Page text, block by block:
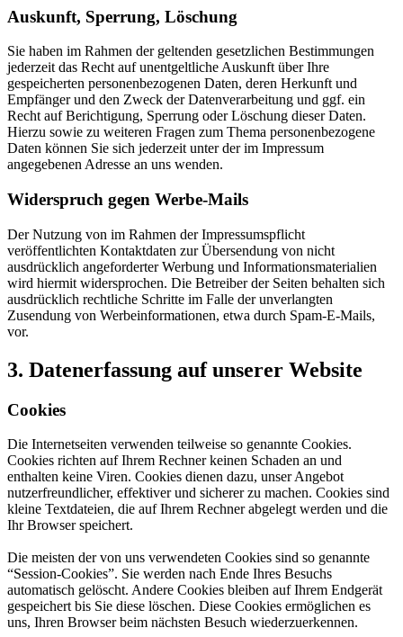
Auskunft, Sperrung, Löschung
Sie haben im Rahmen der geltenden gesetzlichen Bestimmungen
jederzeit das Recht auf unentgeltliche Auskunft über Ihre
gespeicherten personenbezogenen Daten, deren Herkunft und
Empfänger und den Zweck der Datenverarbeitung und ggf. ein
Recht auf Berichtigung, Sperrung oder Löschung dieser Daten.
Hierzu sowie zu weiteren Fragen zum Thema personenbezogene
Daten können Sie sich jederzeit unter der im Impressum
angegebenen Adresse an uns wenden.
Widerspruch gegen Werbe-Mails
Der Nutzung von im Rahmen der Impressumspflicht
veröffentlichten Kontaktdaten zur Übersendung von nicht
ausdrücklich angeforderter Werbung und Informationsmaterialien
wird hiermit widersprochen. Die Betreiber der Seiten behalten sich
ausdrücklich rechtliche Schritte im Falle der unverlangten
Zusendung von Werbeinformationen, etwa durch Spam-E-Mails,
vor.
3. Datenerfassung auf unserer Website
Cookies
Die Internetseiten verwenden teilweise so genannte Cookies.
Cookies richten auf Ihrem Rechner keinen Schaden an und
enthalten keine Viren. Cookies dienen dazu, unser Angebot
nutzerfreundlicher, effektiver und sicherer zu machen. Cookies sind
kleine Textdateien, die auf Ihrem Rechner abgelegt werden und die
Ihr Browser speichert.
Die meisten der von uns verwendeten Cookies sind so genannte
“Session-Cookies”. Sie werden nach Ende Ihres Besuchs
automatisch gelöscht. Andere Cookies bleiben auf Ihrem Endgerät
gespeichert bis Sie diese löschen. Diese Cookies ermöglichen es
uns, Ihren Browser beim nächsten Besuch wiederzuerkennen.